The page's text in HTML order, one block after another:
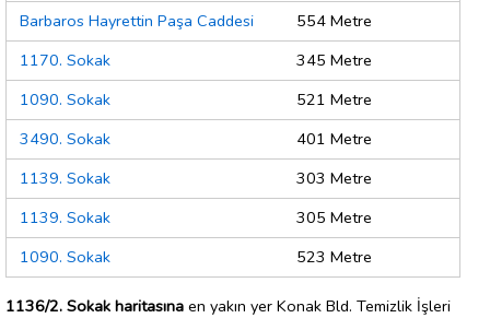
Barbaros Hayrettin Paşa Caddesi
554 Metre
1170. Sokak
345 Metre
1090. Sokak
521 Metre
3490. Sokak
401 Metre
1139. Sokak
303 Metre
1139. Sokak
305 Metre
1090. Sokak
523 Metre
1136/2. Sokak haritasına en yakın yer Konak Bld. Temizlik İşleri